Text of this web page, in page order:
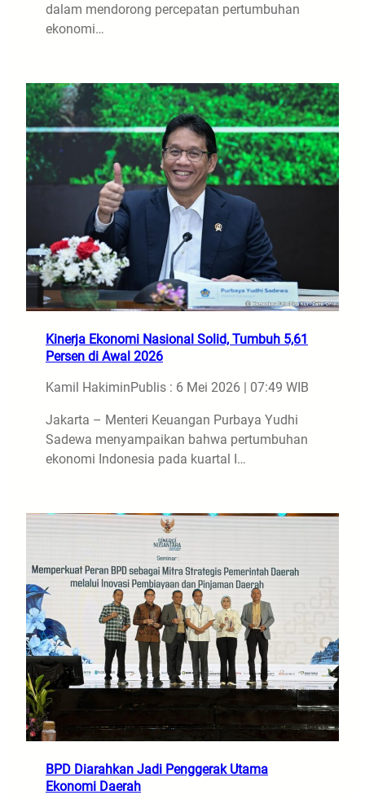
dalam mendorong percepatan pertumbuhan
ekonomi…
Kinerja Ekonomi Nasional Solid, Tumbuh 5,61
Persen di Awal 2026
Kamil HakiminPublis : 6 Mei 2026 | 07:49 WIB
Jakarta – Menteri Keuangan Purbaya Yudhi
Sadewa menyampaikan bahwa pertumbuhan
ekonomi Indonesia pada kuartal I…
BPD Diarahkan Jadi Penggerak Utama
Ekonomi Daerah